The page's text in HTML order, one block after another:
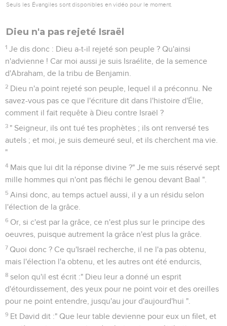
Seuls les Évangiles sont disponibles en vidéo pour le moment.
Dieu n'a pas rejeté Israël
1 Je dis donc : Dieu a-t-il rejeté son peuple ? Qu'ainsi
n'advienne ! Car moi aussi je suis Israélite, de la semence
d'Abraham, de la tribu de Benjamin.
2 Dieu n'a point rejeté son peuple, lequel il a préconnu. Ne
savez-vous pas ce que l'écriture dit dans l'histoire d'Élie,
comment il fait requête à Dieu contre Israël ?
3 " Seigneur, ils ont tué tes prophètes ; ils ont renversé tes
autels ; et moi, je suis demeuré seul, et ils cherchent ma vie.
"
4 Mais que lui dit la réponse divine ?" Je me suis réservé sept
mille hommes qui n'ont pas fléchi le genou devant Baal ".
5 Ainsi donc, au temps actuel aussi, il y a un résidu selon
l'élection de la grâce.
6 Or, si c'est par la grâce, ce n'est plus sur le principe des
oeuvres, puisque autrement la grâce n'est plus la grâce.
7 Quoi donc ? Ce qu'Israël recherche, il ne l'a pas obtenu,
mais l'élection l'a obtenu, et les autres ont été endurcis,
8 selon qu'il est écrit :" Dieu leur a donné un esprit
d'étourdissement, des yeux pour ne point voir et des oreilles
pour ne point entendre, jusqu'au jour d'aujourd'hui ".
9 Et David dit :" Que leur table devienne pour eux un filet, et